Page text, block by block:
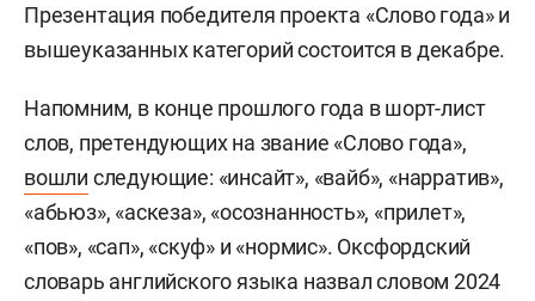
Презентация победителя проекта «Слово года» и
вышеуказанных категорий состоится в декабре.
Напомним, в конце прошлого года в шорт-лист
слов, претендующих на звание «Слово года»,
вошли следующие: «инсайт», «вайб», «нарратив»,
«абьюз», «аскеза», «осознанность», «прилет»,
«пов», «сап», «скуф» и «нормис». Оксфордский
словарь английского языка назвал словом 2024